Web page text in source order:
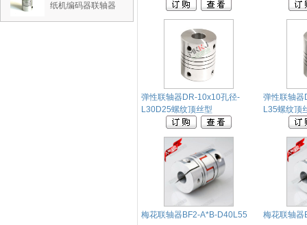
纸机编码器联轴器
弹性联轴器DR-10x10孔径-
L30D25螺纹顶丝型
弹性联轴
L35螺纹顶
梅花联轴器BF2-A*B-D40L55 梅花联轴